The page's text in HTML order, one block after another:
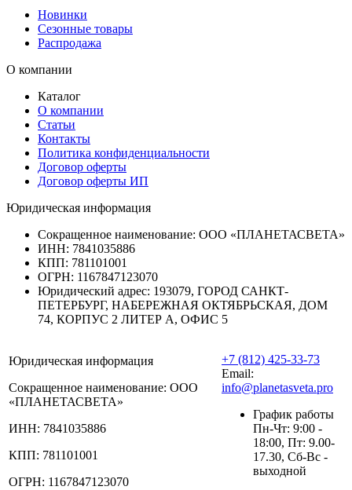
Новинки
Сезонные товары
Распродажа
О компании
Каталог
О компании
Статьи
Контакты
Политика конфиденциальности
Договор оферты
Договор оферты ИП
Юридическая информация
Сокращенное наименование: ООО «ПЛАНЕТАСВЕТА»
ИНН: 7841035886
КПП: 781101001
ОГРН: 1167847123070
Юридический адрес: 193079, ГОРОД САНКТ-
ПЕТЕРБУРГ, НАБЕРЕЖНАЯ ОКТЯБРЬСКАЯ, ДОМ
74, КОРПУС 2 ЛИТЕР А, ОФИС 5
Юридическая информация
Сокращенное наименование: ООО
«ПЛАНЕТАСВЕТА»
ИНН: 7841035886
КПП: 781101001
ОГРН: 1167847123070
+7 (812) 425-33-73
Email:
info@planetasveta.pro
График работы
Пн-Чт: 9:00 -
18:00, Пт: 9.00-
17.30, Сб-Вс -
выходной